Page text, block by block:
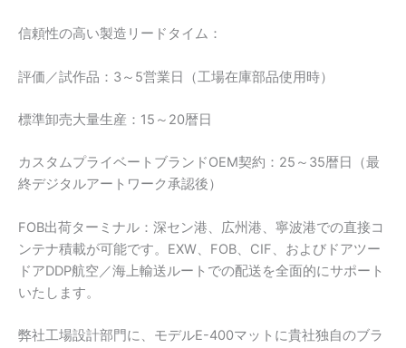
信頼性の高い製造リードタイム：
評価／試作品：3～5営業日（工場在庫部品使用時）
標準卸売大量生産：15～20暦日
カスタムプライベートブランドOEM契約：25～35暦日（最
終デジタルアートワーク承認後）
FOB出荷ターミナル：深セン港、広州港、寧波港での直接コ
ンテナ積載が可能です。EXW、FOB、CIF、およびドアツー
ドアDDP航空／海上輸送ルートでの配送を全面的にサポート
いたします。
弊社工場設計部門に、モデルE-400マットに貴社独自のブラ